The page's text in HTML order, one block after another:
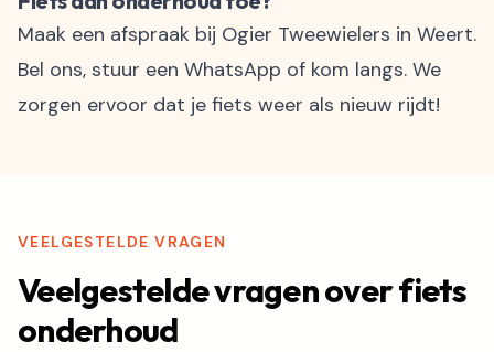
Maak een afspraak bij Ogier Tweewielers in Weert.
Bel ons, stuur een WhatsApp of kom langs. We
zorgen ervoor dat je fiets weer als nieuw rijdt!
VEELGESTELDE VRAGEN
Veelgestelde vragen over fiets
onderhoud